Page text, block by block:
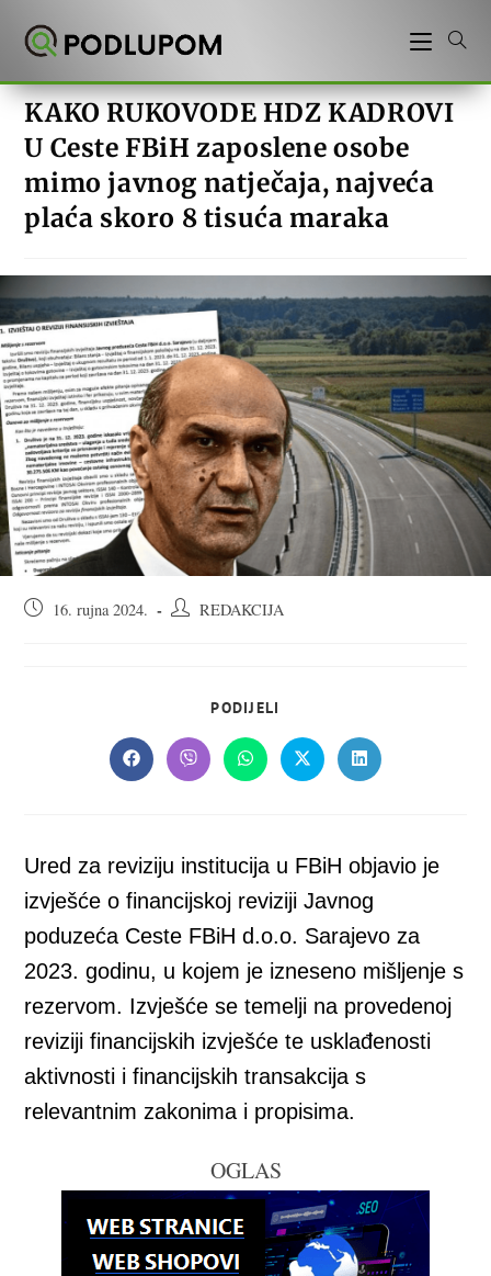
KAKO RUKOVODE HDZ KADROVI
U Ceste FBiH zaposlene osobe
mimo javnog natječaja, najveća
plaća skoro 8 tisuća maraka
Objava16. rujna 2024.
AutorREDAKCIJA
PODIJELI
CONTENT
Opens
in
Opens
in
Opens
in
Opens
in
Opens
in
Ured za reviziju institucija u FBiH objavio je
izvješće o financijskoj reviziji Javnog
poduzeća Ceste FBiH d.o.o. Sarajevo za
2023. godinu, u kojem je izneseno mišljenje s
rezervom. Izvješće se temelji na provedenoj
reviziji financijskih izvješće te usklađenosti
aktivnosti i financijskih transakcija s
relevantnim zakonima i propisima.
OGLAS